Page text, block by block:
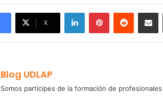
X
LinkedInPinterestReddit
Blog UDLAP
Somos partícipes de la formación de